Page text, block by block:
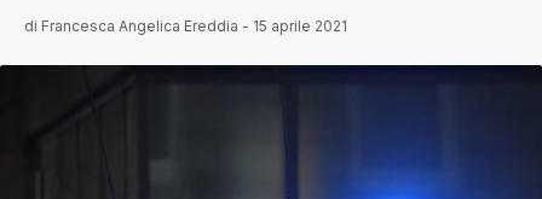
di Francesca Angelica Ereddia - 15 aprile 2021